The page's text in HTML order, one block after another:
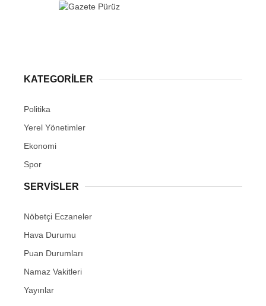
KATEGORİLER
Politika
Yerel Yönetimler
Ekonomi
Spor
SERVİSLER
Nöbetçi Eczaneler
Hava Durumu
Puan Durumları
Namaz Vakitleri
Yayınlar